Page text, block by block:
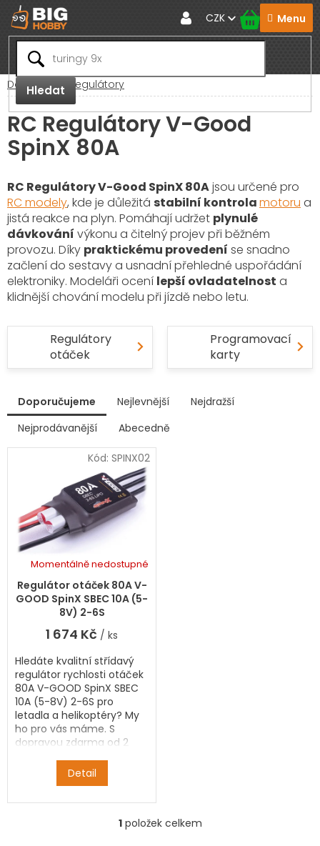
Přejít
na
obsah
Hledat
CZK
Domů RC Regulátory
RC Regulátory V-Good
SpinX 80A
RC Regulátory V-Good SpinX 80Ajsou určené pro
RC modely, kde je důležitá stabilní kontrolamotoru a
jistá reakce na plyn. Pomáhají udržet plynulé
dávkování výkonu a čitelný projev při běžném
provozu. Díky praktickému provedení se snadno
začlení do sestavy a usnadní přehledné uspořádání
elektroniky. Modeláři ocení lepší ovladatelnost a
klidnější chování modelu při jízdě nebo letu.
Regulátory
otáček
Programovací
karty
a
Doporučujeme Nejlevnější
Nejdražší
Nejprodávanější
Abecedně
ý
i
Regulátor otáček 80A V-
GOOD SpinX SBEC 10A (5-
8V) 2-6S
Momentálně nedostupné
1 674 Kč / ks
Detail
Hledáte kvalitní střídavý
regulátor rychlosti otáček
80A V-GOOD SpinX SBEC
10A (5-8V) 2-6S pro
letadla a helikoptéry? My
ho pro vás máme. S
dopravou zdarma od 2
Kód: SPINX02
O
1položek celkem